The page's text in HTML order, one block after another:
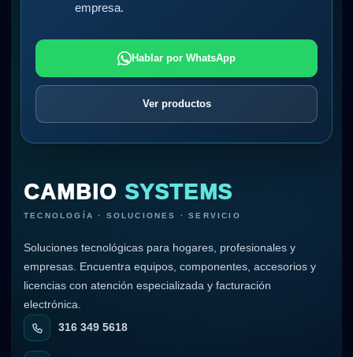
empresa.
Hablar por WhatsApp
Ver productos
CAMBIO SYSTEMS
TECNOLOGÍA · SOLUCIONES · SERVICIO
Soluciones tecnológicas para hogares, profesionales y
empresas. Encuentra equipos, componentes, accesorios y
licencias con atención especializada y facturación
electrónica.
316 349 5618